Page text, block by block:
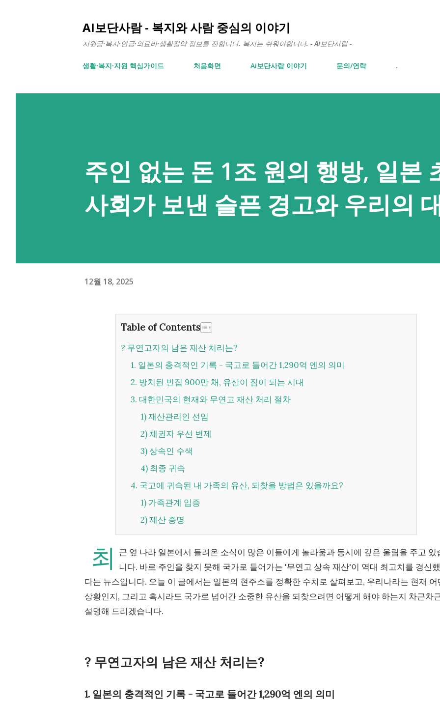
AI보단사람 - 복지와 사람 중심의 이야기
지원금·복지·연금·의료비·생활절약 정보를 전합니다. 복지는 쉬워야합니다. - Ai보단사람 -
생활∙복지∙지원 핵심가이드 처음화면 Ai보단사람 이야기 문의/연락 .
주인 없는 돈 1조 원의 행방, 일본
사회가 보낸 슬픈 경고와 우리의
12월 18, 2025
Table of Contents
? 무연고자의 남은 재산 처리는?
1. 일본의 충격적인 기록 - 국고로 들어간 1,290억 엔의 의미
2. 방치된 빈집 900만 채, 유산이 짐이 되는 시대
3. 대한민국의 현재와 무연고 재산 처리 절차
1) 재산관리인 선임
2) 채권자 우선 변제
3) 상속인 수색
4) 최종 귀속
4. 국고에 귀속된 내 가족의 유산, 되찾을 방법은 있을까요?
1) 가족관계 입증
2) 재산 증명
최
근 옆 나라 일본에서 들려온 소식이 많은 이들에게 놀라움과 동시에 깊은 울림을 주고 있
니다. 바로 주인을 찾지 못해 국가로 들어가는 '무연고 상속 재산'이 역대 최고치를 경신했
다는 뉴스입니다. 오늘 이 글에서는 일본의 현주소를 정확한 수치로 살펴보고, 우리나라는 현재 어
상황인지, 그리고 혹시라도 국가로 넘어간 소중한 유산을 되찾으려면 어떻게 해야 하는지 차근차
설명해 드리겠습니다.
? 무연고자의 남은 재산 처리는?
1. 일본의 충격적인 기록 - 국고로 들어간 1,290억 엔의 의미